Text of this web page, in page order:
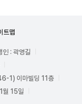
트맵
인 : 곽영길
1) 이마빌딩 11층
월 15일